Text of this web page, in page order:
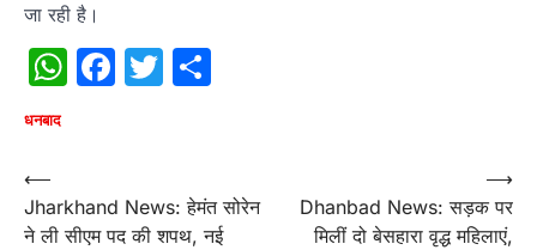
जा रही है।
WhatsApp
Facebook
Twitter
धनबाद
Post
navigation
⟵
Jharkhand News: हेमंत सोरेन
ने ली सीएम पद की शपथ, नई
Dhanbad News: सड़क पर
मिलीं दो बेसहारा वृद्ध महिलाएं,
⟶